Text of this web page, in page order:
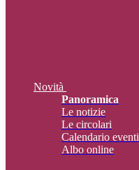
Novità
Panoramica
Le notizie
Le circolari
Calendario eventi
Albo online